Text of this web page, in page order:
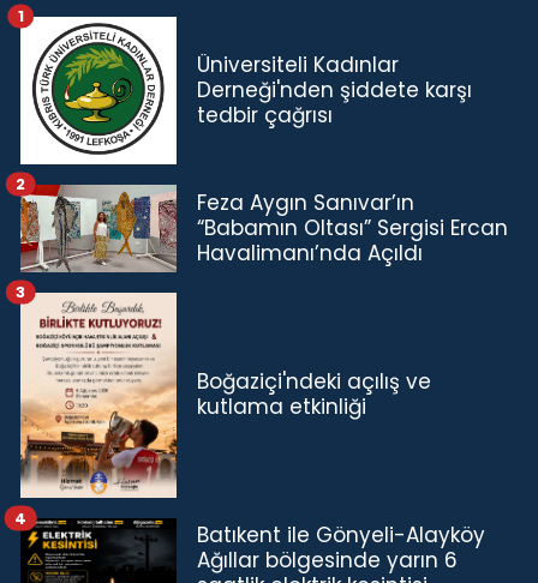
Üniversiteli Kadınlar
Derneği'nden şiddete karşı
tedbir çağrısı
1
Feza Aygın Sanıvar’ın
“Babamın Oltası” Sergisi Ercan
Havalimanı’nda Açıldı
2
Boğaziçi'ndeki açılış ve
kutlama etkinliği
3
Batıkent ile Gönyeli-Alayköy
Ağıllar bölgesinde yarın 6
4